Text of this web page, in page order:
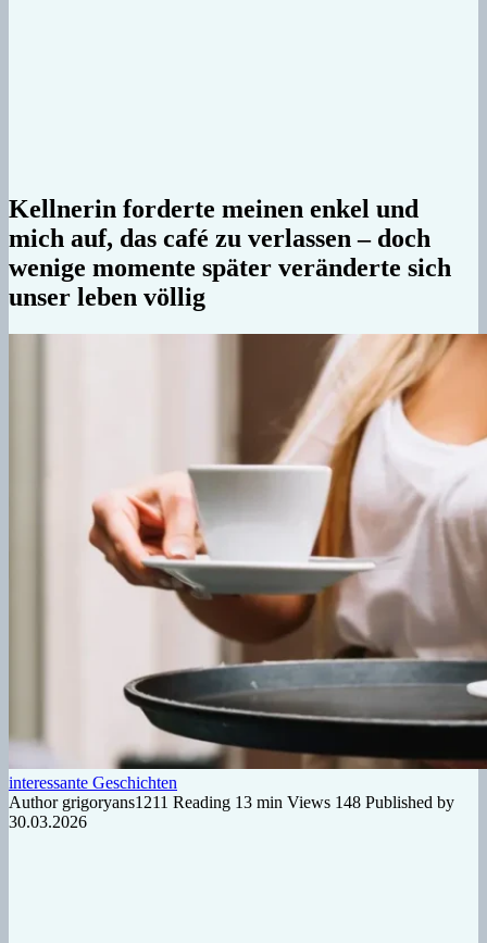
Kellnerin forderte meinen enkel und
mich auf, das café zu verlassen – doch
wenige momente später veränderte sich
unser leben völlig
interessante Geschichten
Author grigoryans1211 Reading 13 min Views 148 Published by
30.03.2026